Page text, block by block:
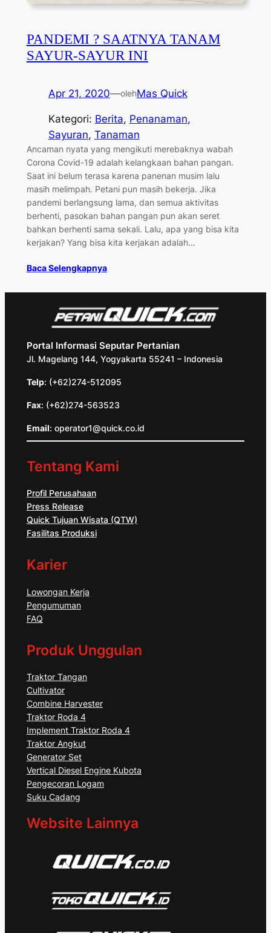
PANDEMI ? SAATNYA TANAM
SAYUR-SAYUR INI
Apr 21, 2020—olehMas Quick
Kategori: Berita, Penanaman
Sayuran, Tanaman
Ancaman nyata yang mengikuti merebaknya wabah
Corona Covid-19 adalah kelangkaan bahan pangan.
Saat ini belum terasa karena panenan musim lalu
masih melimpah. Petani pun masih bekerja. Jika
pandemi berlangsung lama, dan semua aktivitas
berhenti, pasokan bahan pangan pun akan seret
bahkan berhenti sama sekali. Lalu, apa yang bisa kita
kerjakan? Yang bisa kita kerjakan adalah…
Baca Selengkapnya
Portal Informasi Seputar Pertanian
Jl. Magelang 144, Yogyakarta 55241 – Indonesia
Telp: (+62)274-512095
Fax: (+62)274-563523
Email: operator1@quick.co.id
Tentang Kami
Profil Perusahaan
Press Release
Quick Tujuan Wisata (QTW)
Fasilitas Produksi
Karier
Lowongan Kerja
Pengumuman
FAQ
Produk Unggulan
Traktor Tangan
Cultivator
Combine Harvester
Traktor Roda 4
Implement Traktor Roda 4
Traktor Angkut
Generator Set
Vertical Diesel Engine Kubota
Pengecoran Logam
Suku Cadang
Website Lainnya